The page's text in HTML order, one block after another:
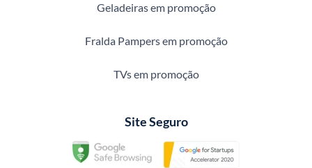
Geladeiras em promoção
Fralda Pampers em promoção
TVs em promoção
Site Seguro